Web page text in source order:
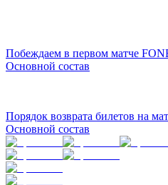
Побеждаем в первом матче
Основной состав
Порядок возврата билетов на
Основной состав